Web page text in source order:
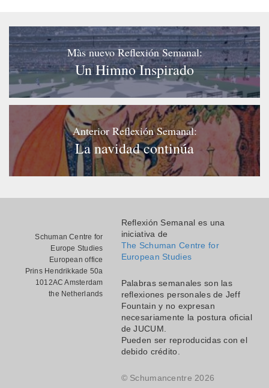
Màs nuevo Reflexión Semanal:
Un Himno Inspirado
Anterior Reflexión Semanal:
La navidad continúa
Schuman Centre for
Europe Studies
European office
Prins Hendrikkade 50a
1012AC Amsterdam
the Netherlands
Reflexión Semanal es una
iniciativa de
The Schuman Centre for
European Studies
Palabras semanales son las
reflexiones personales de Jeff
Fountain y no expresan
necesariamente la postura oficial
de JUCUM.
Pueden ser reproducidas con el
debido crédito.
© Schumancentre 2026